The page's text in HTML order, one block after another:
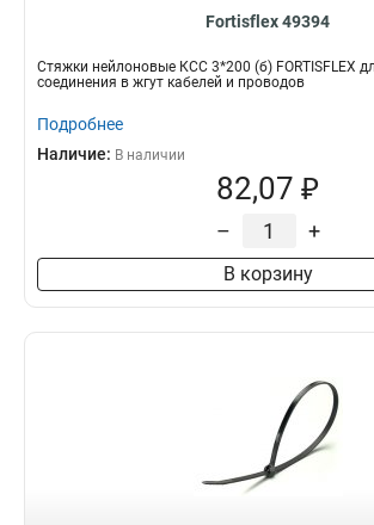
Fortisflex 49394
Стяжки нейлоновые КСС 3*200 (б) FORTISFLEX
соединения в жгут кабелей и проводов
Подробнее
Наличие: В наличии
82,07 ₽
– +
В корзину